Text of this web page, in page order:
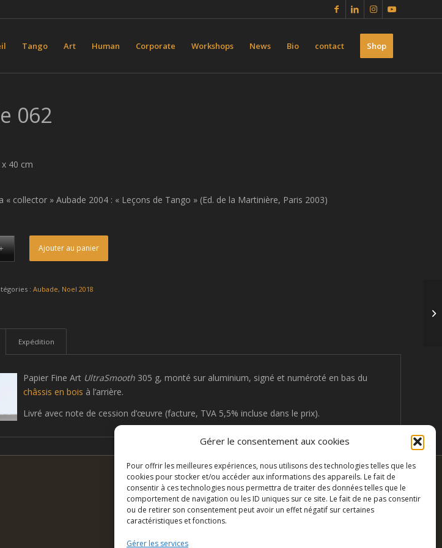
Gérer le consentement aux cookies
Pour offrir les meilleures expériences, nous utilisons des technologies telles que les
cookies pour stocker et/ou accéder aux informations des appareils. Le fait de
consentir à ces technologies nous permettra de traiter des données telles que le
comportement de navigation ou les ID uniques sur ce site. Le fait de ne pas consentir
ou de retirer son consentement peut avoir un effet négatif sur certaines
caractéristiques et fonctions.
Gérer les services
Tango Art Human Corporate Workshops News Bio contact Shop
062
40 cm
« collector » Aubade 2004 : « Leçons de Tango » (Ed. de la Martinière, Paris 2003)
Ajouter au panier
:Aubade, Noel 2018
Expédition
Papier Fine Art UltraSmooth 305 g, monté sur aluminium, signé et numéroté en bas du
châssis en bois à l’arrière.
Livré avec note de cession d’œuvre (facture, TVA 5,5% incluse dans le prix).